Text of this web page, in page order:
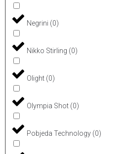
Negrini (0)
Nikko Stirling (0)
Olight (0)
Olympia Shot (0)
Pobjeda Technology (0)